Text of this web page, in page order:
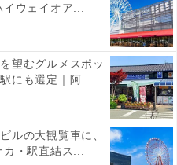
ウェイオア...
望むグルメスポッ
にも選定｜阿...
ルの大観覧車に、
・駅直結ス...